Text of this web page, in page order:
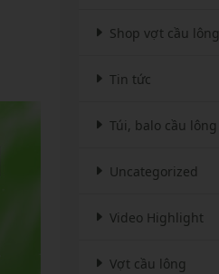
Shop vợt cầu lông
Tin tức
Túi, balo cầu lông
Uncategorized
Video Highlight
Vợt cầu lông